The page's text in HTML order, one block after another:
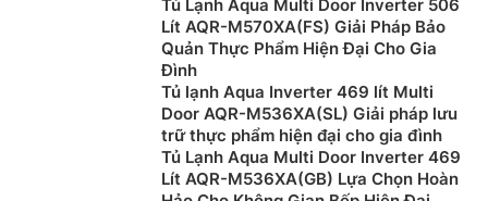
làm lạnh kép, khóa trẻ em,…
Tuy nhiên, dòng tủ này có diện tích khá lớn không
thích hợp với các không gian bếp có diện tích nhỏ.
Ngoài ra, dung tích sử dụng thực chất của ngăn cũng
tương đối nhỏ so với dung tích của tủ.
Tủ Lạnh Aqua Multi Door Inverter 506
Lít AQR-M570XA(FS) Giải Pháp Bảo
Quản Thực Phẩm Hiện Đại Cho Gia
Đình
Tủ lạnh Aqua Inverter 469 lít Multi
Door AQR-M536XA(SL) Giải pháp lưu
trữ thực phẩm hiện đại cho gia đình
Tủ Lạnh Aqua Multi Door Inverter 469
Lít AQR-M536XA(GB) Lựa Chọn Hoàn